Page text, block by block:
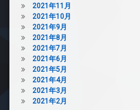
2021年11月
2021年10月
2021年9月
2021年8月
2021年7月
2021年6月
2021年5月
2021年4月
2021年3月
2021年2月